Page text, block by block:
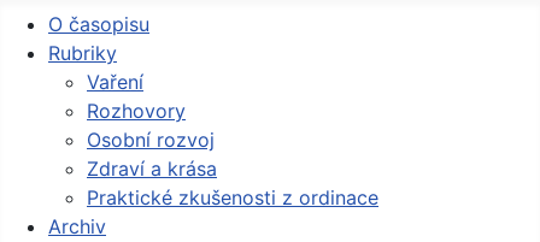
O časopisu
Rubriky
Vaření
Rozhovory
Osobní rozvoj
Zdraví a krása
Praktické zkušenosti z ordinace
Archiv